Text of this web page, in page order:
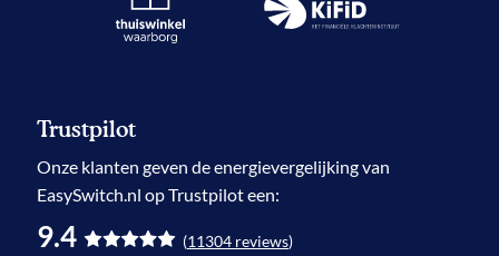
Trustpilot
Onze klanten geven deenergievergelijkingvan
EasySwitch.nl op Trustpilot een:
9.4 (11304 reviews)